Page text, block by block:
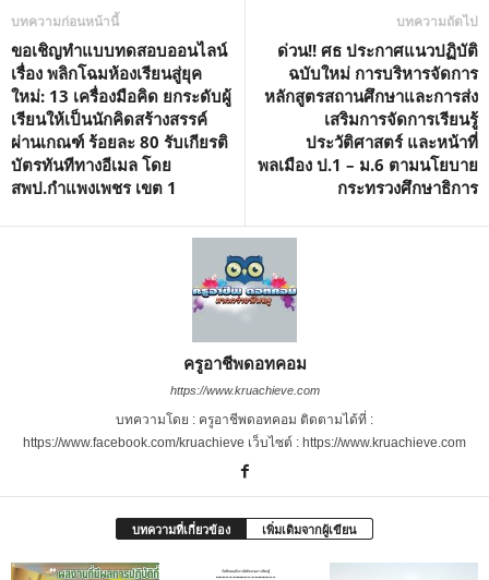
บทความก่อนหน้านี้
ขอเชิญทำแบบทดสอบออนไลน์
เรื่อง พลิกโฉมห้องเรียนสู่ยุค
ใหม่: 13 เครื่องมือคิด ยกระดับผู้
เรียนให้เป็นนักคิดสร้างสรรค์
ผ่านเกณฑ์ ร้อยละ 80 รับเกียรติ
บัตรทันทีทางอีเมล โดย
สพป.กำแพงเพชร เขต 1
บทความถัดไป
ด่วน!! ศธ ประกาศแนวปฏิบัติ
ฉบับใหม่ การบริหารจัดการ
หลักสูตรสถานศึกษาและการส่ง
เสริมการจัดการเรียนรู้
ประวัติศาสตร์ และหน้าที่
พลเมือง ป.1 – ม.6 ตามนโยบาย
กระทรวงศึกษาธิการ
ครูอาชีพดอทคอม
https://www.kruachieve.com
บทความโดย : ครูอาชีพดอทคอม ติดตามได้ที่ :
https://www.facebook.com/kruachieve เว็บไซต์ : https://www.kruachieve.com
บทความที่เกี่ยวข้อง เพิ่มเติมจากผู้เขียน